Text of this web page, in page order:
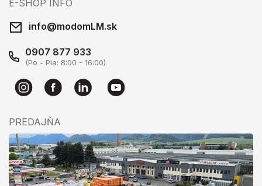
E-SHOP INFO
info@modomLM.sk
0907 877 933
(Po - Pia: 8:00 - 16:00)
PREDAJŇA